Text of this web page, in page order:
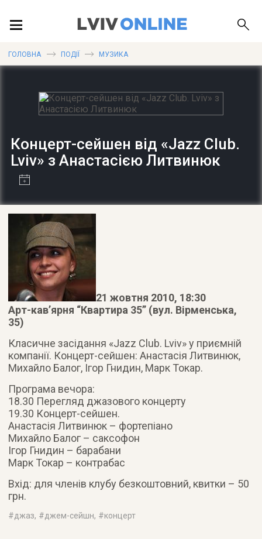
ПУБЛІКАЦІЇ
ДОВІДКА
ГОЛОВНА ПОДІЇ МУЗИКА
Концерт-сейшен від «Jazz Club.
Lviv» з Анастасією Литвинюк
21 жовтня 2010, 18:30
Арт-кав’ярня “Квартира 35” (вул. Вірменська,
35)
Класичне засідання «Jazz Club. Lviv» у приємній
компанії. Концерт-сейшен: Анастасія Литвинюк,
Михайло Балог, Ігор Гнидин, Марк Токар.
Програма вечора:
18.30 Перегляд джазового концерту
19.30 Концерт-сейшен.
Анастасія Литвинюк – фортепіано
Михайло Балог – саксофон
Ігор Гнидин – барабани
Марк Токар – контрабас
Вхід: для членів клубу безкоштовний, квитки – 50
грн.
#джаз, #джем-сейшн, #концерт